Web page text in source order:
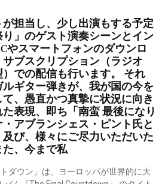
担当し、少し出演もする予定
り」のゲスト演奏シーンとイン
やスマートフォンのダウンロ
ブスクリプション（ラジオ
での配信も行います。 それ
ギター弾きが、我が国の今を
、愚直かつ真摯に状況に向き
表現、即ち「南蛮 最後になり
アブランシェス・ピント氏と
び、様々にご尽力いただいた
、今まで私
ダウン」は、ヨーロッパが世界的に大